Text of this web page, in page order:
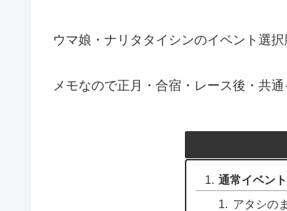
ウマ娘・ナリタタイシンのイベント選択
メモなので正月・合宿・レース後・共
通常イベント
アタシの